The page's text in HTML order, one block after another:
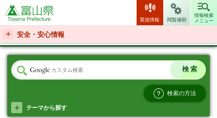
富山県
緊急情報 閲覧補助
情報検索
メニュー
安全・安心情報
検索の方法
テーマから探す